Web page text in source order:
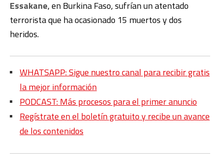
Essakane, en Burkina Faso, sufrían un atentado
terrorista que ha ocasionado 15 muertos y dos
heridos.
WHATSAPP: Sigue nuestro canal para recibir gratis
la mejor información
PODCAST: Más procesos para el primer anuncio
Regístrate en el boletín gratuito y recibe un avance
de los contenidos